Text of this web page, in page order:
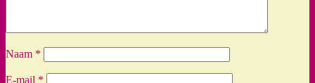
Naam *
E-mail *